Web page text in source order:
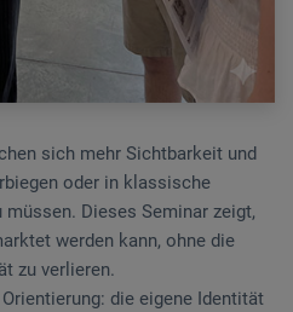
sich mehr Sichtbarkeit und
oder in klassische
Dieses Seminar zeigt,
werden kann, ohne die
zu verlieren.
die eigene Identität